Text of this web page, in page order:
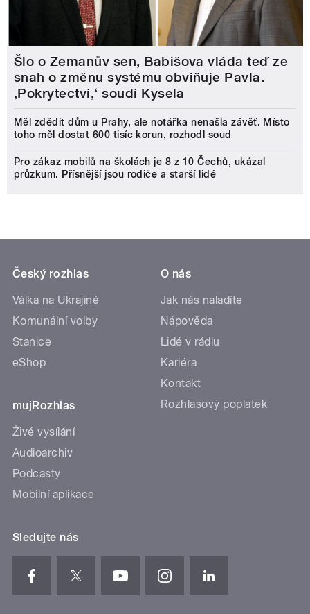
Šlo o Zemanův sen, Babišova vláda teď ze
snah o změnu systému obviňuje Pavla.
‚Pokrytectví,‘ soudí Kysela
Měl zdědit dům u Prahy, ale notářka nenašla závěť. Místo
toho měl dostat 600 tisíc korun, rozhodl soud
Pro zákaz mobilů na školách je 8 z 10 Čechů, ukázal
průzkum. Přísnější jsou rodiče a starší lidé
Český rozhlas
Válka na Ukrajině
Komunální volby
Stanice
eShop
mujRozhlas
Živé vysílání
Audioarchiv
Podcasty
Mobilní aplikace
O nás
Jak nás naladíte
Nápověda
Lidé v rádiu
Kariéra
Kontakt
Rozhlasový poplatek
Sledujte nás